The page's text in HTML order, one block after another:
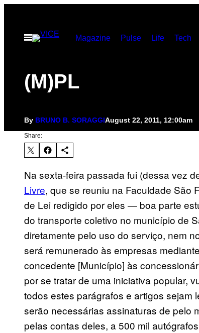
contentOpen
Menu
Magazine Pulse Life Tech
(M)PL
By BRUNO B. SORAGGIAugust 22, 2011, 12:00am
Share:
Na sexta-feira passada fui (dessa vez
Livre, que se reuniu na Faculdade São
de Lei redigido por eles — boa parte
do transporte coletivo no município de
diretamente pelo uso do serviço, nem
será remunerado às empresas
concedente [Município] às
por se tratar de uma iniciativa popular,
todos estes parágrafos e artigos sejam
serão necessárias assinaturas de pelo
pelas contas deles, a 500 mil